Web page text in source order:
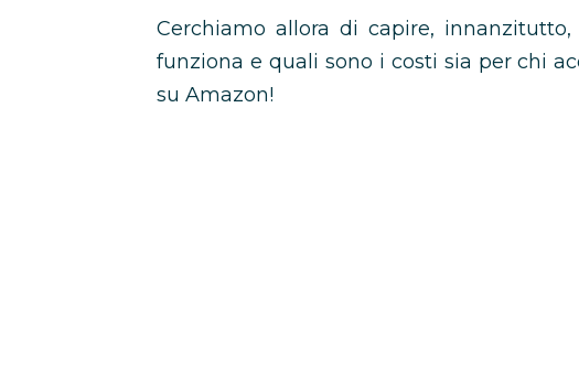
Cerchiamo allora di capire, innanzitutto,
funziona e quali sono i costi sia per chi
su Amazon!